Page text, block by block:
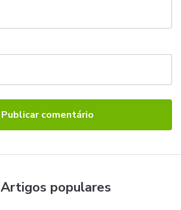
Artigos populares